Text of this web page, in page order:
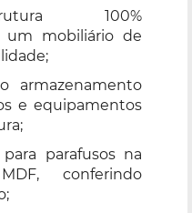
100%
um mobiliário de
e equipamentos
parafusos na
conferindo